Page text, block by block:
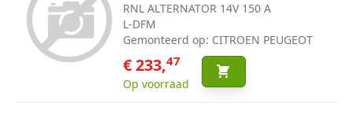
RNL ALTERNATOR 14V 150 A
L-DFM
Gemonteerd op: CITROEN PEUGEOT
€ 233,47
Op voorraad